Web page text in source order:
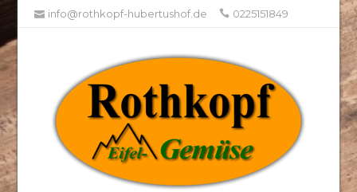
info@rothkopf-hubertushof.de 0225151849